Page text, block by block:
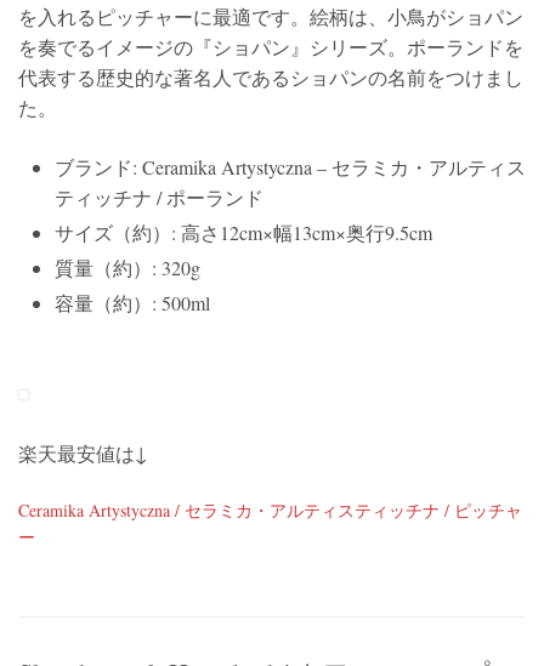
を入れるピッチャーに最適です。絵柄は、小鳥がショパン
を奏でるイメージの『ショパン』シリーズ。ポーランドを
代表する歴史的な著名人であるショパンの名前をつけまし
た。
ブランド: Ceramika Artystyczna – セラミカ・アルティス
ティッチナ / ポーランド
サイズ（約）: 高さ12cm×幅13cm×奥行9.5cm
質量（約）: 320g
容量（約）: 500ml
楽天最安値は↓
Ceramika Artystyczna / セラミカ・アルティスティッチナ / ピッチャ
ー